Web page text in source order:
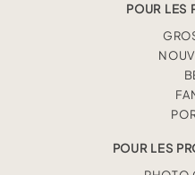
POUR LES
POUR LES